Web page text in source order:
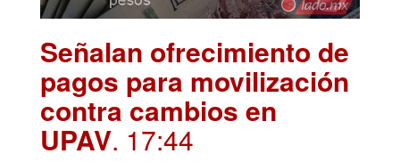
Señalan ofrecimiento de
pagos para movilización
contra cambios en
UPAV. 17:44